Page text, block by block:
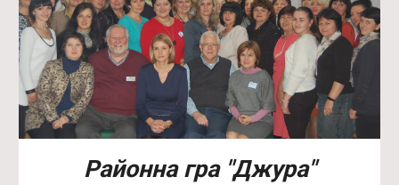
Районна гра "Джура"